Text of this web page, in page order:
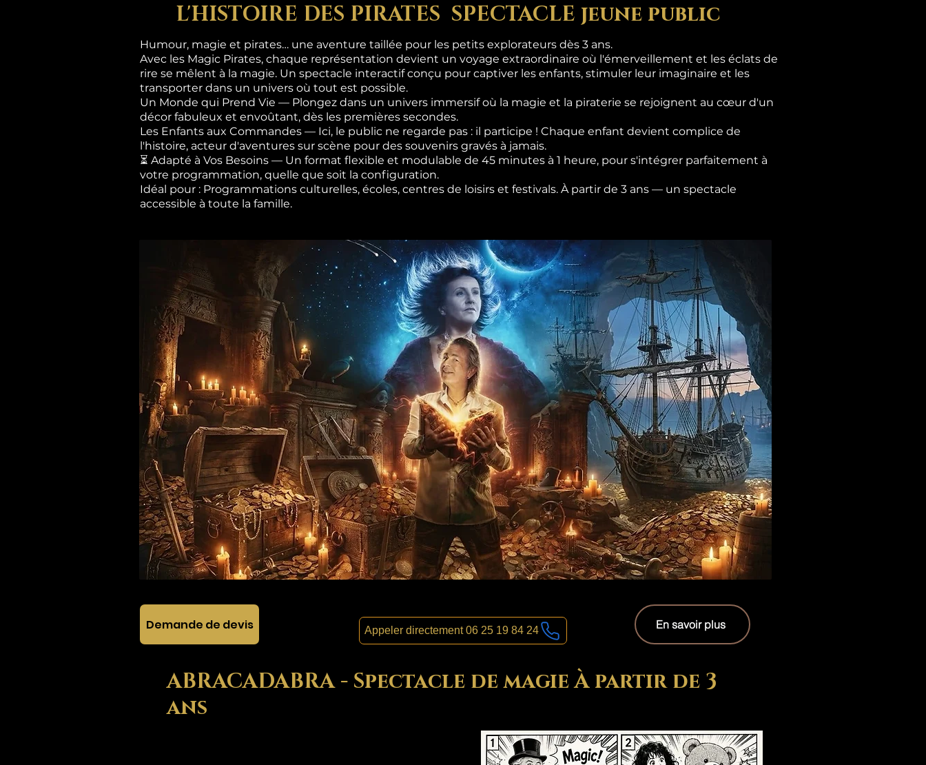
L'HISTOIRE DES PIRATES SPECTACLE jeune public
Humour, magie et pirates… une aventure taillée pour les petits explorateurs dès 3 ans.
Avec les Magic Pirates, chaque représentation devient un voyage extraordinaire où l'émerveillement et les éclats de
rire se mêlent à la magie. Un spectacle interactif conçu pour captiver les enfants, stimuler leur imaginaire et les
transporter dans un univers où tout est possible.
Un Monde qui Prend Vie — Plongez dans un univers immersif où la magie et la piraterie se rejoignent au cœur d'un
décor fabuleux et envoûtant, dès les premières secondes.
Les Enfants aux Commandes — Ici, le public ne regarde pas : il participe ! Chaque enfant devient complice de
l'histoire, acteur d'aventures sur scène pour des souvenirs gravés à jamais.
⏳ Adapté à Vos Besoins — Un format flexible et modulable de 45 minutes à 1 heure, pour s'intégrer parfaitement à
votre programmation, quelle que soit la configuration.
Idéal pour : Programmations culturelles, écoles, centres de loisirs et festivals. À partir de 3 ans — un spectacle
accessible à toute la famille.
Demande de devis Appeler directement 06 25 19 84 24 En savoir plus
ABRACADABRA - Spectacle de magie À partir de 3
ans